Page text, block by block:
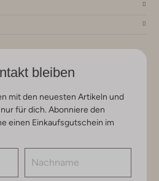
bleiben
mit den neuesten Artikeln und
für dich. Abonniere den
einen Einkaufsgutschein im